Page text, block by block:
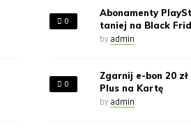
0
Abonamenty
taniej na Black
by admin
0
Zgarnij e-bon 20
Plus na Kartę
by admin